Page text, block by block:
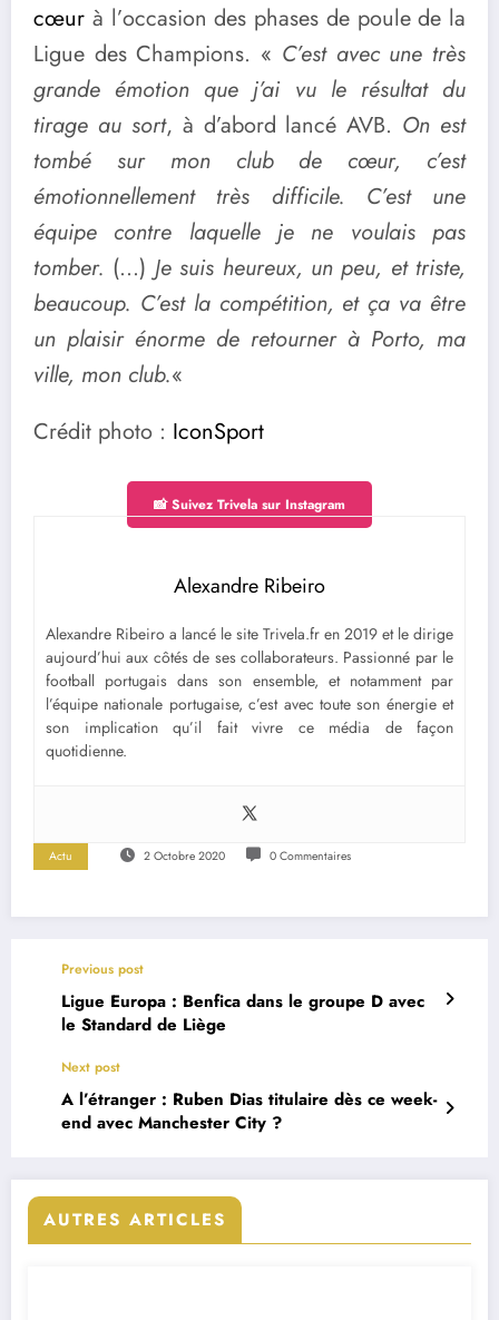
cœur à l’occasion des phases de poule de la
Ligue des Champions. « C’est avec une très
grande émotion que j’ai vu le résultat du
tirage au sort, à d’abord lancé AVB. On est
tombé sur mon club de cœur, c’est
émotionnellement très difficile. C’est une
équipe contre laquelle je ne voulais pas
tomber. (…) Je suis heureux, un peu, et triste,
beaucoup. C’est la compétition, et ça va être
un plaisir énorme de retourner à Porto, ma
ville, mon club.«
Crédit photo : IconSport
📸 Suivez Trivela sur Instagram
Alexandre Ribeiro
Alexandre Ribeiro a lancé le site Trivela.fr en 2019 et le dirige
aujourd’hui aux côtés de ses collaborateurs. Passionné par le
football portugais dans son ensemble, et notamment par
l’équipe nationale portugaise, c’est avec toute son énergie et
son implication qu’il fait vivre ce média de façon
quotidienne.
Actu 2 Octobre 2020 0 Commentaires
Previous post
Ligue Europa : Benfica dans le groupe D avec
le Standard de Liège
Next post
A l’étranger : Ruben Dias titulaire dès ce week-
end avec Manchester City ?
AUTRES ARTICLES